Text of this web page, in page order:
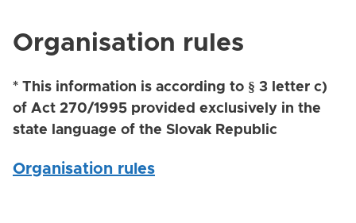
Organisation rules
* This information is according to § 3 letter c)
of Act 270/1995 provided exclusively in the
state language of the Slovak Republic
Organisation rules